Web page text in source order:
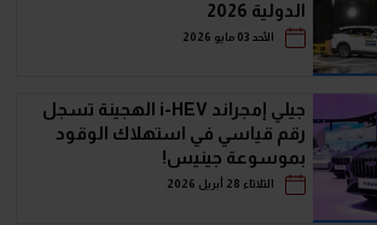
الدولية 2026
الأحد 03 مايو 2026
جيلي إمجراند i-HEV الهجينة تسجل
رقم قياسي في استهلاك الوقود
بموسوعة جينيس!
الثلاثاء 28 أبريل 2026